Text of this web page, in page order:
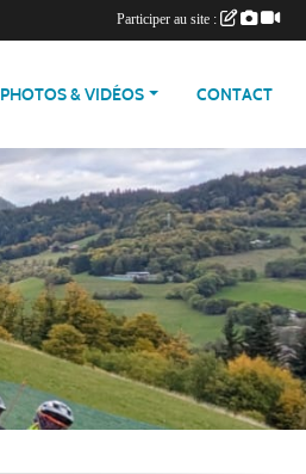
PHOTOS & VIDÉOS CONTACT
Participer au site :